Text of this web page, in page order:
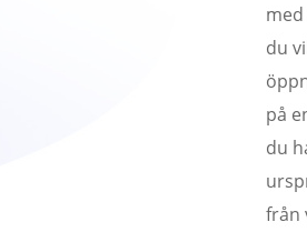
du
på
du
från